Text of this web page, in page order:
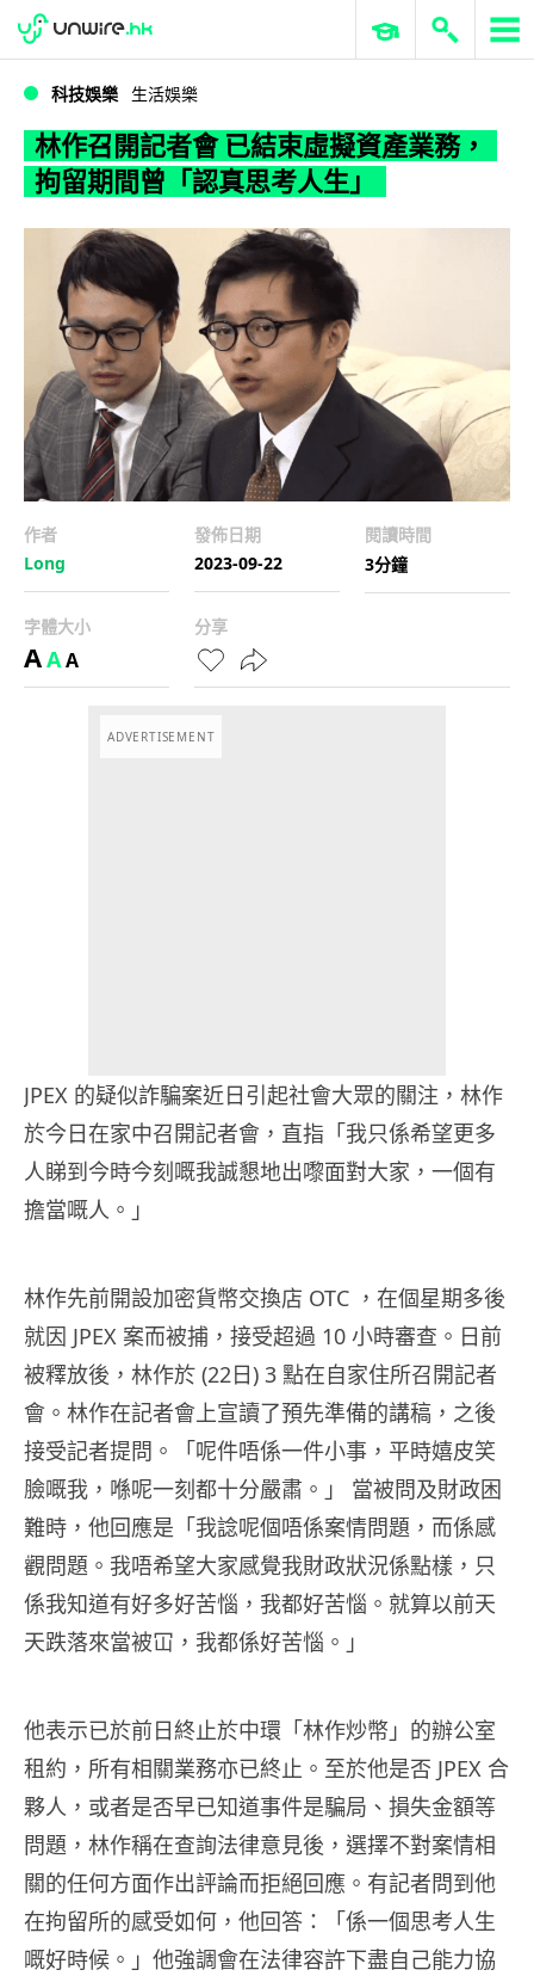
WWDC 2026 ERP 與商業 AI
科技娛樂 生活娛樂
林作召開記者會 已結束虛擬資產業務，
拘留期間曾「認真思考人生」
作者
Long
發佈日期
2023-09-22
閱讀時間
3分鐘
字體大小
AAA
分享
ADVERTISEMENT
JPEX 的疑似詐騙案近日引起社會大眾的關注，林作
於今日在家中召開記者會，直指「我只係希望更多
人睇到今時今刻嘅我誠懇地出嚟面對大家，一個有
擔當嘅人。」
林作先前開設加密貨幣交換店 OTC ，在個星期多後
就因 JPEX 案而被捕，接受超過 10 小時審查。日前
被釋放後，林作於 (22日) 3 點在自家住所召開記者
會。林作在記者會上宣讀了預先準備的講稿，之後
接受記者提問。「呢件唔係一件小事，平時嬉皮笑
臉嘅我，喺呢一刻都十分嚴肅。」 當被問及財政困
難時，他回應是「我諗呢個唔係案情問題，而係感
觀問題。我唔希望大家感覺我財政狀況係點樣，只
係我知道有好多好苦惱，我都好苦惱。就算以前天
天跌落來當被冚，我都係好苦惱。」
他表示已於前日終止於中環「林作炒幣」的辦公室
租約，所有相關業務亦已終止。至於他是否 JPEX 合
夥人，或者是否早已知道事件是騙局、損失金額等
問題，林作稱在查詢法律意見後，選擇不對案情相
關的任何方面作出評論而拒絕回應。有記者問到他
在拘留所的感受如何，他回答：「係一個思考人生
嘅好時候。」他強調會在法律容許下盡自己能力協